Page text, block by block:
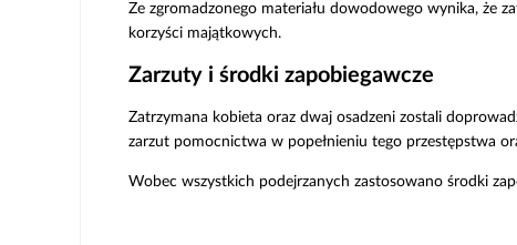
Ze zgromadzonego materiału dowodowego wynika, że
korzyści majątkowych.
Zarzuty i środki zapobiegawcze
Zatrzymana kobieta oraz dwaj osadzeni zostali
zarzut pomocnictwa w popełnieniu tego przestępstwa
Wobec wszystkich podejrzanych zastosowano środki